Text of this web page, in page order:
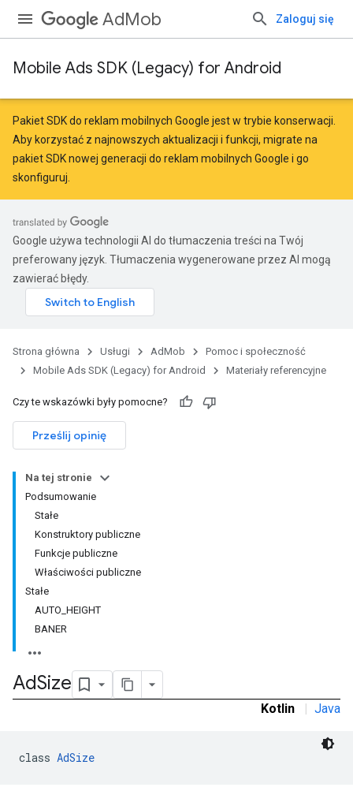
AdMob Zaloguj się
Mobile Ads SDK (Legacy) for Android
Pakiet SDK do reklam mobilnych Google jest w trybie konserwacji.
Aby korzystać z najnowszych aktualizacji i funkcji, migrate na
pakiet SDK nowej generacji do reklam mobilnych Google i go
skonfiguruj.
Google używa technologii AI do tłumaczenia treści na Twój
preferowany język. Tłumaczenia wygenerowane przez AI mogą
zawierać błędy.
Strona główna Usługi AdMob
Pomoc i społeczność
Mobile Ads SDK (Legacy) for Android
Materiały referencyjne
Czy te wskazówki były pomocne?
Prześlij opinię
Na tej stronie
Podsumowanie
Stałe
Konstruktory publiczne
Funkcje publiczne
Właściwości publiczne
Stałe
AUTO_HEIGHT
BANER
AdSize
Kotlin | Java
class AdSize